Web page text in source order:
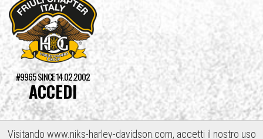
#9965 SINCE 14.02.2002
ACCEDI
Visitando www.niks-harley-davidson.com, accetti il nostro uso